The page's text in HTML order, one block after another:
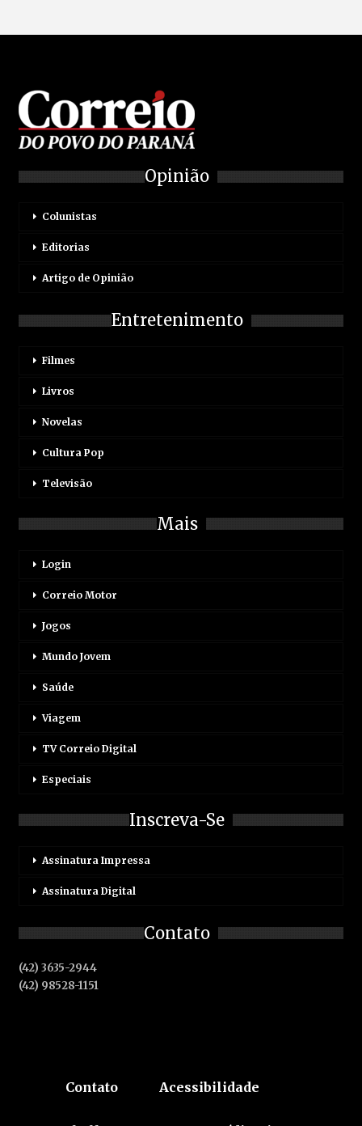
Opinião
Colunistas
Editorias
Artigo de Opinião
Entretenimento
Filmes
Livros
Novelas
Cultura Pop
Televisão
Mais
Login
Correio Motor
Jogos
Mundo Jovem
Saúde
Viagem
TV Correio Digital
Especiais
Inscreva-Se
Assinatura Impressa
Assinatura Digital
Contato
(42) 3635-2944
(42) 98528-1151
Contato Acessibilidade